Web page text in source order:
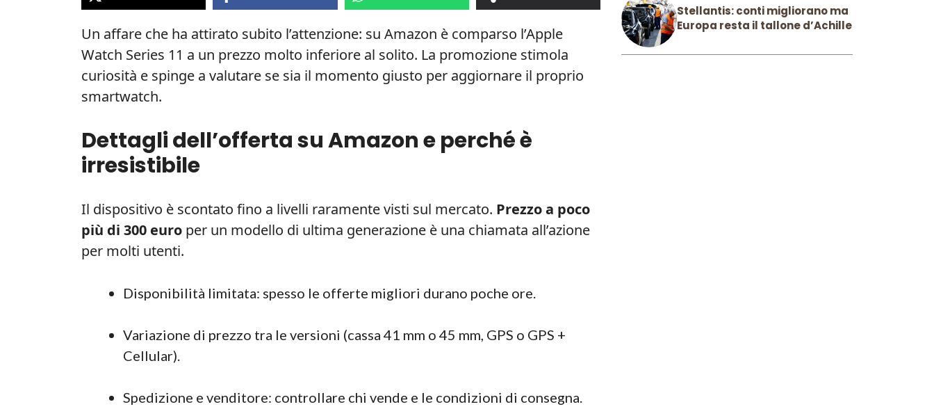
Un affare che ha attirato subito l’attenzione: su Amazon è comparso l’Apple
Watch Series 11 a un prezzo molto inferiore al solito. La promozione stimola
curiosità e spinge a valutare se sia il momento giusto per aggiornare il proprio
smartwatch.
Dettagli dell’offerta su Amazon e perché è
irresistibile
Il dispositivo è scontato fino a livelli raramente visti sul mercato. Prezzo a poco
più di 300 euro per un modello di ultima generazione è una chiamata all’azione
per molti utenti.
Disponibilità limitata: spesso le offerte migliori durano poche ore.
Variazione di prezzo tra le versioni (cassa 41 mm o 45 mm, GPS o GPS +
Cellular).
Spedizione e venditore: controllare chi vende e le condizioni di consegna.
Stellantis: conti migliorano ma
Europa resta il tallone d’Achille